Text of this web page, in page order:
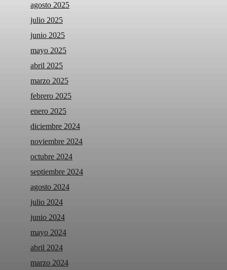
agosto 2025
julio 2025
junio 2025
mayo 2025
abril 2025
marzo 2025
febrero 2025
enero 2025
diciembre 2024
noviembre 2024
octubre 2024
septiembre 2024
agosto 2024
julio 2024
junio 2024
mayo 2024
abril 2024
marzo 2024